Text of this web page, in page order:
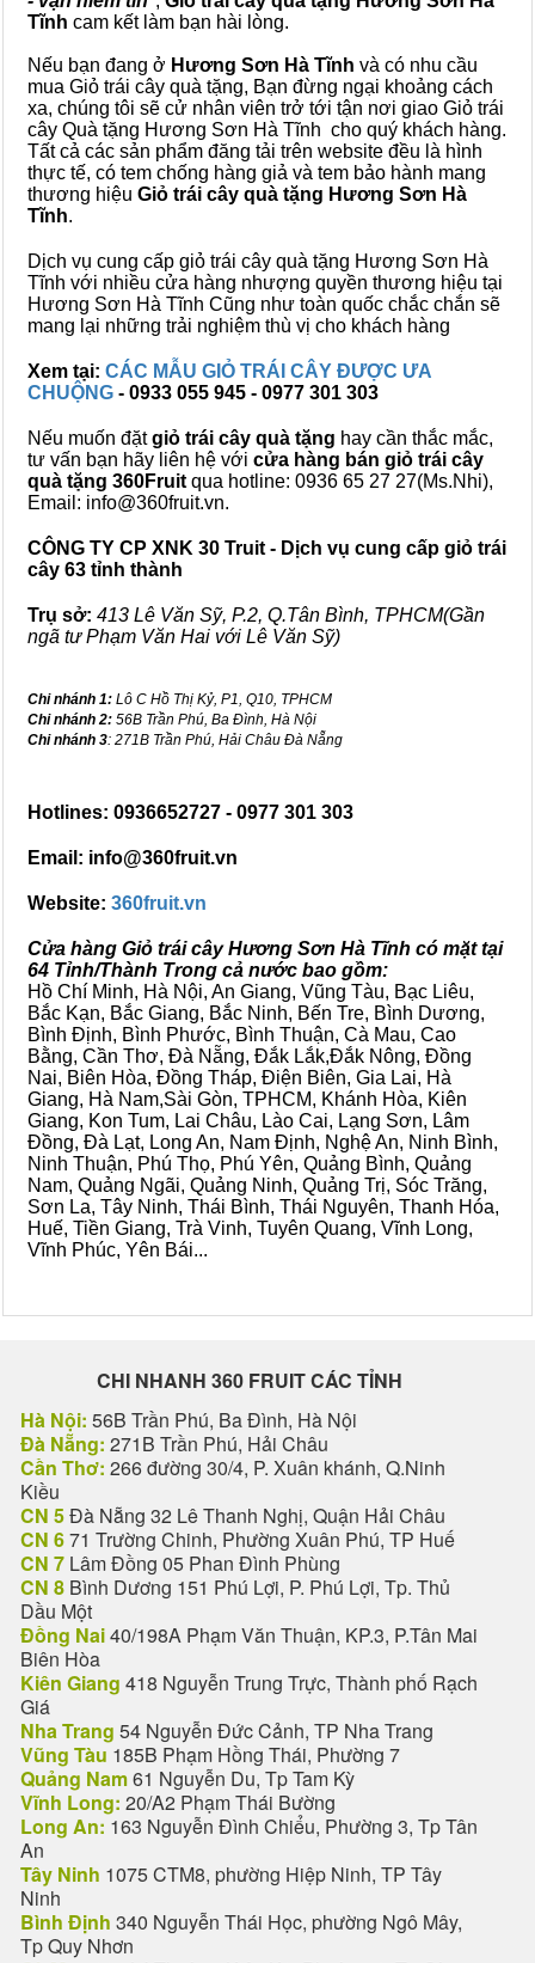
Tĩnh cam kết làm bạn hài lòng.
Nếu bạn đang ở Hương Sơn Hà Tĩnh và có nhu cầu
mua Giỏ trái cây quà tặng, Bạn đừng ngại khoảng cách
xa, chúng tôi sẽ cử nhân viên trở tới tận nơi giao Giỏ trái
cây Quà tặng Hương Sơn Hà Tĩnh cho quý khách hàng.
Tất cả các sản phẩm đăng tải trên website đều là hình
thực tế, có tem chống hàng giả và tem bảo hành mang
thương hiệu Giỏ trái cây quà tặng Hương Sơn Hà
Tĩnh.
Dịch vụ cung cấp giỏ trái cây quà tặng Hương Sơn Hà
Tĩnh với nhiều cửa hàng nhượng quyền thương hiệu tại
Hương Sơn Hà Tĩnh Cũng như toàn quốc chắc chắn sẽ
mang lại những trải nghiệm thù vị cho khách hàng
Xem tại: CÁC MẪU GIỎ TRÁI CÂY ĐƯỢC ƯA
CHUỘNG - 0933 055 945 - 0977 301 303
Nếu muốn đặtgiỏ trái cây quà tặng hay cần thắc mắc,
tư vấn bạn hãy liên hệ với cửa hàng bán giỏ trái cây
quà tặng 360Fruit qua hotline: 0936 65 27 27(Ms.Nhi),
Email: info@360fruit.vn.
CÔNG TY CP XNK 30 Truit - Dịch vụ cung cấp giỏ trái
cây 63 tỉnh thành
Trụ sở: 413 Lê Văn Sỹ, P.2, Q.Tân Bình, TPHCM(Gần
ngã tư Phạm Văn Hai với Lê Văn Sỹ)
Chi nhánh 1: Lô C Hồ Thị Kỷ, P1, Q10, TPHCM
Chi nhánh 2: 56B Trần Phú, Ba Đình, Hà Nội
Chi nhánh 3: 271B Trần Phú, Hải Châu Đà Nẵng
Hotlines: 0936652727 - 0977 301 303
Email: info@360fruit.vn
Website: 360fruit.vn
Cửa hàng Giỏ trái cây Hương Sơn Hà Tĩnh có mặt tại
64 Tỉnh/Thành Trong cả nước bao gồm:
Hồ Chí Minh, Hà Nội, An Giang, Vũng Tàu, Bạc Liêu,
Bắc Kạn, Bắc Giang, Bắc Ninh, Bến Tre, Bình Dương,
Bình Định, Bình Phước, Bình Thuận, Cà Mau, Cao
Bằng, Cần Thơ, Đà Nẵng, Đắk Lắk,Đắk Nông, Đồng
Nai, Biên Hòa, Đồng Tháp, Điện Biên, Gia Lai, Hà
Giang, Hà Nam,Sài Gòn, TPHCM, Khánh Hòa, Kiên
Giang, Kon Tum, Lai Châu, Lào Cai, Lạng Sơn, Lâm
Đồng, Đà Lạt, Long An, Nam Định, Nghệ An, Ninh Bình,
Ninh Thuận, Phú Thọ, Phú Yên, Quảng Bình, Quảng
Nam, Quảng Ngãi, Quảng Ninh, Quảng Trị, Sóc Trăng,
Sơn La, Tây Ninh, Thái Bình, Thái Nguyên, Thanh Hóa,
Huế, Tiền Giang, Trà Vinh, Tuyên Quang, Vĩnh Long,
Vĩnh Phúc, Yên Bái...
CHI NHANH 360 FRUIT CÁC TỈNH
Hà Nội: 56B Trần Phú, Ba Đình, Hà Nội
Đà Nẵng: 271B Trần Phú, Hải Châu
Cần Thơ: 266 đường 30/4, P. Xuân khánh, Q.Ninh
Kiều
CN 5Đà Nẵng 32 Lê Thanh Nghị, Quận Hải Châu
CN 671 Trường Chinh, Phường Xuân Phú, TP Huế
CN 7 Lâm Đồng 05 Phan Đình Phùng
CN 8 Bình Dương 151 Phú Lợi, P. Phú Lợi, Tp. Thủ
Dầu Một
Đồng Nai40/198A Phạm Văn Thuận, KP.3, P.Tân Mai
Biên Hòa
Kiên Giang 418 Nguyễn Trung Trực, Thành phố Rạch
Giá
Nha Trang 54 Nguyễn Đức Cảnh, TP Nha Trang
Vũng Tàu 185B Phạm Hồng Thái, Phường 7
Quảng Nam61 Nguyễn Du, Tp Tam Kỳ
Vĩnh Long: 20/A2 Phạm Thái Bường
Long An: 163 Nguyễn Đình Chiểu, Phường 3, Tp Tân
An
Tây Ninh 1075 CTM8, phường Hiệp Ninh, TP Tây
Ninh
Bình Định 340 Nguyễn Thái Học, phường Ngô Mây,
Tp Quy Nhơn